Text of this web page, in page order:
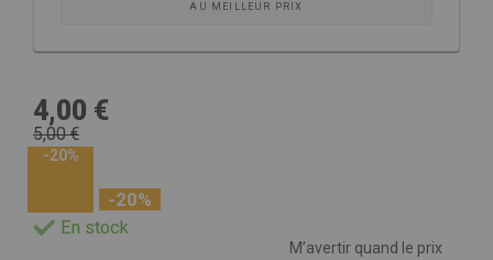
AU MEILLEUR PRIX
4,00 €
5,00 €
-20%
-20%
En stock
M’avertir quand le prix